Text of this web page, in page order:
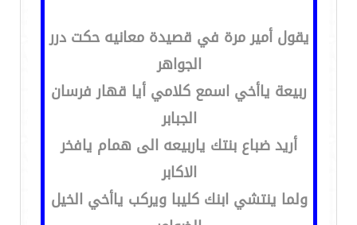
يقول أمير مرة في قصيدة معانيه حكت درر
الجواهر
ربيعة ياأخي اسمع كلامي أيا قهار فرسان
الجبابر
أريد ضباع بنتك ياربيعه الى همام يافخر
الاكابر
ولما ينتشي ابنك كليبا ويركب ياأخي الخيل